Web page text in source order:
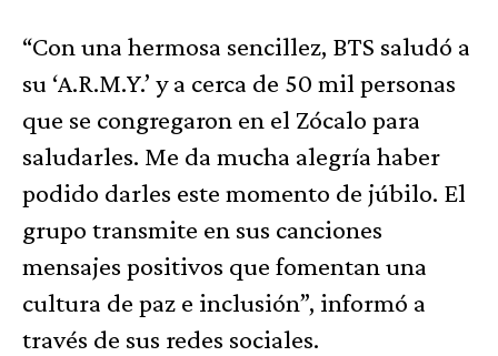
“Con una hermosa sencillez, BTS saludó a
su ‘A.R.M.Y.’ y a cerca de 50 mil personas
que se congregaron en el Zócalo para
saludarles. Me da mucha alegría haber
podido darles este momento de júbilo. El
grupo transmite en sus canciones
mensajes positivos que fomentan una
cultura de paz e inclusión”, informó a
través de sus redes sociales.